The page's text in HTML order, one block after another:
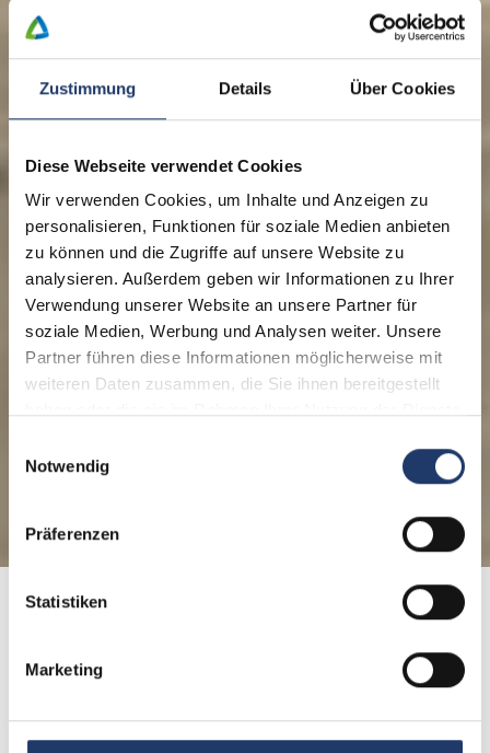
Zustimmung Details Über Cookies
Diese Webseite verwendet Cookies
Wir verwenden Cookies, um Inhalte und Anzeigen zu
personalisieren, Funktionen für soziale Medien anbieten
zu können und die Zugriffe auf unsere Website zu
analysieren. Außerdem geben wir Informationen zu Ihrer
Verwendung unserer Website an unsere Partner für
soziale Medien, Werbung und Analysen weiter. Unsere
Partner führen diese Informationen möglicherweise mit
weiteren Daten zusammen, die Sie ihnen bereitgestellt
Notwendig
Präferenzen
Statistiken
Marketing
Home Expériences & activités
Le bonheur se trouve à dos